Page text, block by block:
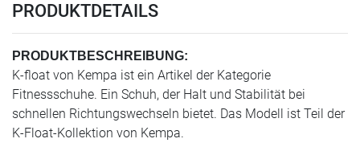
PRODUKTDETAILS
PRODUKTBESCHREIBUNG:
K-float von Kempa ist ein Artikel der Kategorie
Fitnessschuhe. Ein Schuh, der Halt und Stabilität bei
schnellen Richtungswechseln bietet. Das Modell ist Teil der
K-Float-Kollektion von Kempa.